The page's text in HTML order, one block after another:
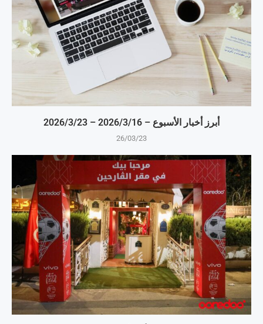
أبرز أخبار الأسبوع – 16‏/3‏/2026 – 23‏/3‏/2026
26/03/23